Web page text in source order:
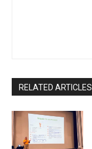
RELATED ARTICLES